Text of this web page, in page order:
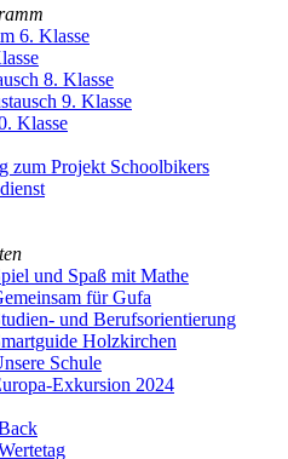
6. Klasse
8. Klasse
9. Klasse
Klasse
zum Projekt Schoolbikers
und Spaß mit Mathe
für Gufa
und Berufsorientierung
Holzkirchen
Schule
Exkursion 2024